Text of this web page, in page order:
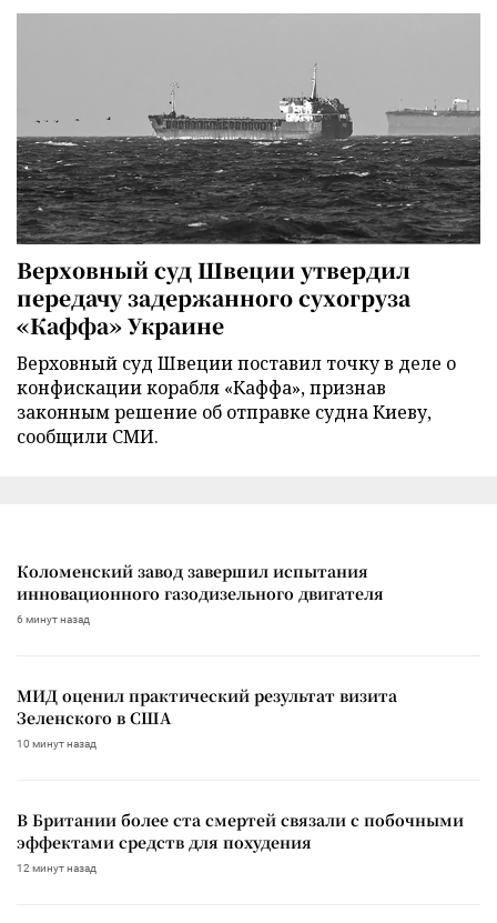
Верховный суд Швеции утвердил
передачу задержанного сухогруза
«Каффа» Украине
Верховный суд Швеции поставил точку в деле о
конфискации корабля «Каффа», признав
законным решение об отправке судна Киеву,
сообщили СМИ.
Коломенский завод завершил испытания
инновационного газодизельного двигателя
6 минут назад
МИД оценил практический результат визита
Зеленского в США
10 минут назад
В Британии более ста смертей связали с побочными
эффектами средств для похудения
12 минут назад